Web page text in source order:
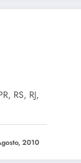
RS, RJ,
2010